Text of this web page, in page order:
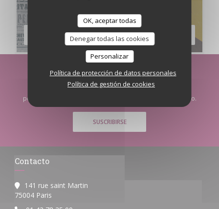
OK, aceptar todas
Denegar todas las cookies
Personalizar
Política de protección de datos personales
Política de gestión de cookies
Carta
DESCUBRIR NUESTRA CARTA
Manténgase al día*
personalizadas y ofertas de marketing por correo electrónico.
SUSCRIBIRSE
Contacto
141 rue saint Martin
75004 Paris